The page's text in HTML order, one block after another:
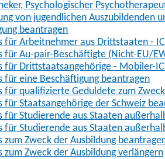
Psychologischer
von jugendlichen Auszubildenden
beantragen
für Arbeitnehmer aus Drittstaaten -
für Au-pair-Beschäftigte (Nicht-EU/
für Drittstaatsangehörige - Mobiler-
für eine Beschäftigung beantragen
für qualifizierte Geduldete zum
Staatsangehörige der Schweiz
Studierende aus Staaten
Studierende aus Staaten
Zweck der Ausbildung
Zweck der Ausbildung verlängern